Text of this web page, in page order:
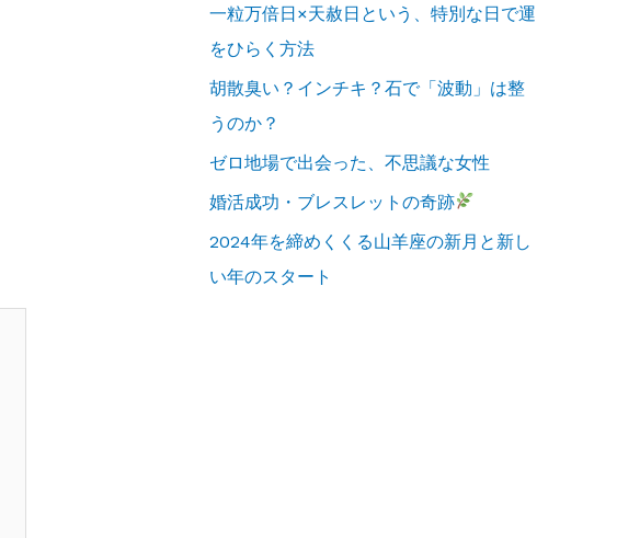
一粒万倍日×天赦日という、特別な日で運
をひらく方法
胡散臭い？インチキ？石で「波動」は整
うのか？
ゼロ地場で出会った、不思議な女性
婚活成功・ブレスレットの奇跡
2024年を締めくくる山羊座の新月と新し
い年のスタート